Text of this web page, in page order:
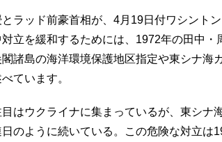
ラッド前豪首相が、4月19日付ワシント
立を緩和するためには、1972年の田中・
諸島の海洋環境保護地区指定や東シナ海
ています。
はウクライナに集まっているが、東シナ
のように続いている。この危険な対立は